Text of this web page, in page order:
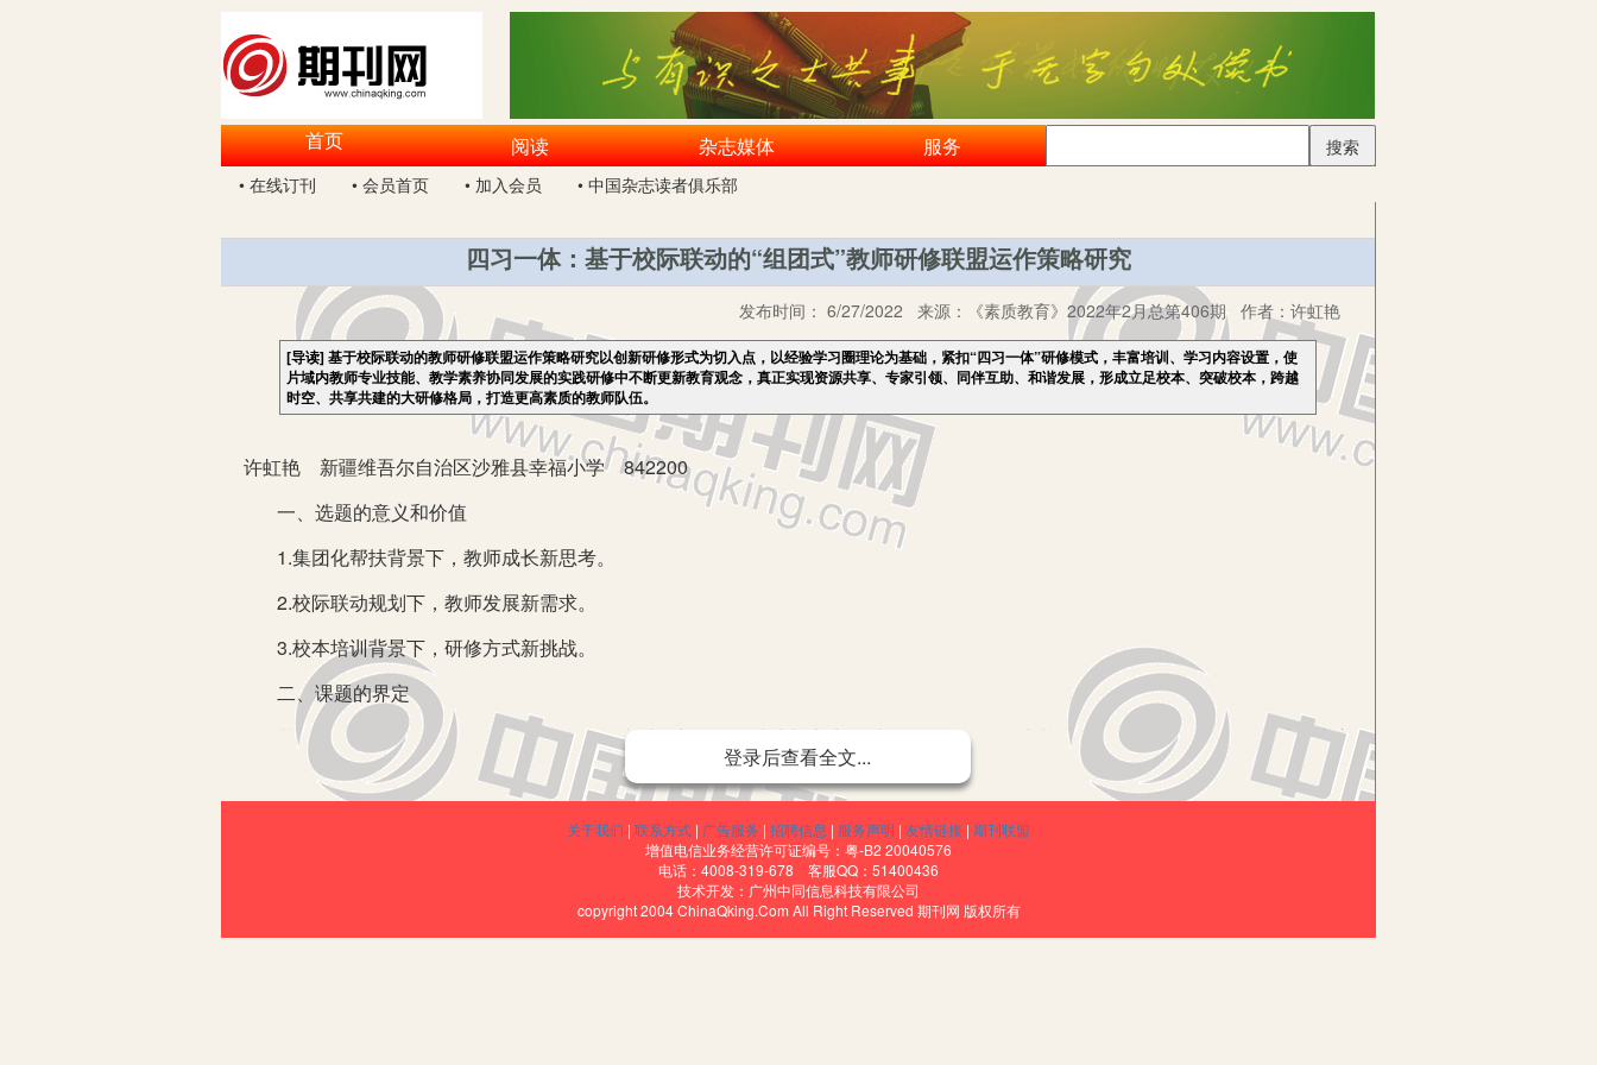
首页 阅读 杂志媒体 服务
搜索
• 在线订刊
• 会员首页 • 加入会员 • 中国杂志读者俱乐部
四习一体：基于校际联动的“组团式”教师研修联盟运作策略研究
发布时间： 6/27/2022 来源： 《素质教育》2022年2月总第406期作者： 许虹艳
[导读]基于校际联动的教师研修联盟运作策略研究以创新研修形式为切入点，以经验学习圈理论为基础，紧扣“四习一体”研修模式，丰富培训、学习内容设置，使
片域内教师专业技能、教学素养协同发展的实践研修中不断更新教育观念，真正实现资源共享、专家引领、同伴互助、和谐发展，形成立足校本、突破校本，跨越
时空、共享共建的大研修格局，打造更高素质的教师队伍。
许虹艳 新疆维吾尔自治区沙雅县幸福小学 842200
一、选题的意义和价值
1.集团化帮扶背景下，教师成长新思考。
2.校际联动规划下，教师发展新需求。
3.校本培训背景下，研修方式新挑战。
二、课题的界定
基于校际联动的教师研修联盟运作策略研究以创新研修形式为切入点，以经验学习圈理论为基础，紧扣“四习一体”研修模式，丰富
培训、学习内容设置，使片域内教师专业技能、教学素养协同发展的实践研修中不断更新教育观念，真正实现资源共享、专家引领、
同伴互助、和谐发展，形成立足校本、突破校本，跨越时空、共享共建的大研修格局，打造更高素质的教师队伍。
研究则重在学习共同体背景下“组团式”教师研修联盟的运行策略研究，以“四习一体”式培训方式，以“组团式”援疆教师为资源，形
登录后查看全文...
关于我们 | 联系方式 | 广告服务 | 招聘信息 | 服务声明 | 友情链接 | 期刊联盟
增值电信业务经营许可证编号：粤-B2 20040576
电话：4008-319-678 客服QQ：51400436
技术开发：广州中同信息科技有限公司
copyright 2004 ChinaQking.Com All Right Reserved 期刊网 版权所有